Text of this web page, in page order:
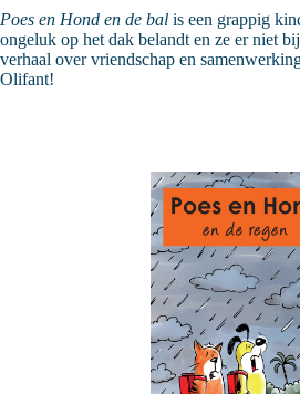
Poes en Hond en de bal is een grappig
ongeluk op het dak belandt en ze er niet
verhaal over vriendschap en
Olifant!